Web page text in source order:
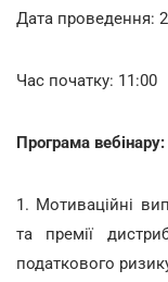
Дата проведення:
Час початку: 11:00
Програма вебінару:
1. Мотиваційні
та премії
податкового